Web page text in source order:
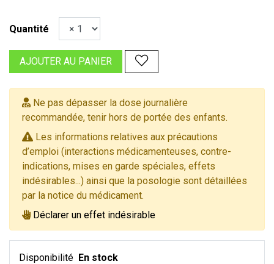
Quantité
AJOUTER AU PANIER
Ne pas dépasser la dose journalière
recommandée, tenir hors de portée des enfants.
Les informations relatives aux précautions
d’emploi (interactions médicamenteuses, contre-
indications, mises en garde spéciales, effets
indésirables...) ainsi que la posologie sont détaillées
par la notice du médicament.
Déclarer un effet indésirable
Disponibilité En stock